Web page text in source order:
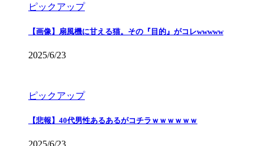
ピックアップ
【画像】扇風機に甘える猫。その『目的』がコレwwwww
2025/6/23
ピックアップ
【悲報】40代男性あるあるがコチラｗｗｗｗｗｗ